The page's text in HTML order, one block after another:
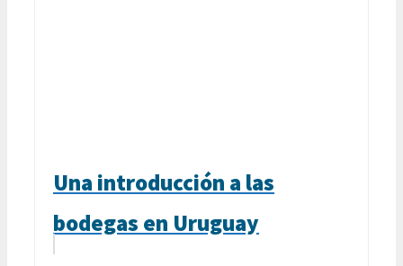
Una introducción a las
bodegas en Uruguay